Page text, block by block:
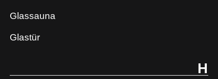
Glassauna
Glastür
H